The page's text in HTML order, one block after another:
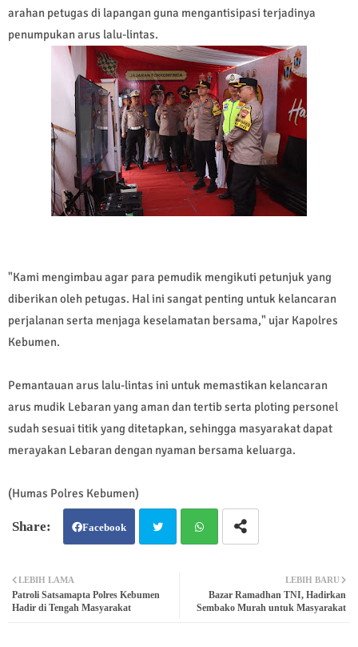
arahan petugas di lapangan guna mengantisipasi terjadinya
penumpukan arus lalu-lintas.
"Kami mengimbau agar para pemudik mengikuti petunjuk yang
diberikan oleh petugas. Hal ini sangat penting untuk kelancaran
perjalanan serta menjaga keselamatan bersama," ujar Kapolres
Kebumen.
Pemantauan arus lalu-lintas ini untuk memastikan kelancaran
arus mudik Lebaran yang aman dan tertib serta ploting personel
sudah sesuai titik yang ditetapkan, sehingga masyarakat dapat
merayakan Lebaran dengan nyaman bersama keluarga.
(Humas Polres Kebumen)
Facebook
ter
LEBIH BARU
Bazar Ramadhan TNI, Hadirkan
Sembako Murah untuk Masyarakat
LEBIH LAMA
Patroli Satsamapta Polres Kebumen
Hadir di Tengah Masyarakat